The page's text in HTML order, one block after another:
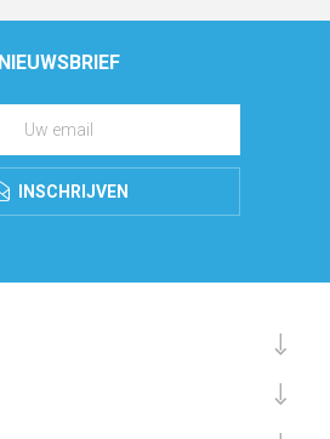
NIEUWSBRIEF
INSCHRIJVEN